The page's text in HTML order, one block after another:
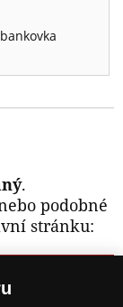
.
podobné
stránku:
NA